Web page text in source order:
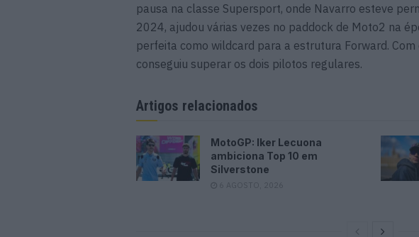
pausa na classe Supersport, onde Navarro esteve
2024, ajudou várias vezes no paddock de Moto2 na
perfeita como wildcard para a estrutura Forward. Com
conseguiu superar os dois pilotos regulares.
Artigos relacionados
MotoGP: Iker Lecuona
ambiciona Top 10 em
Silverstone
6 AGOSTO, 2026